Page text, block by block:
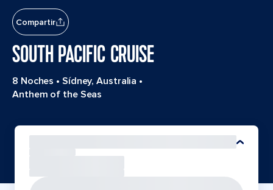
Compartir
SOUTH PACIFIC CRUISE
8 Noches • Sídney, Australia •
Anthem of the Seas